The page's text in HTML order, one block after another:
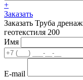
+
Заказать
Заказать Труба
геотекстиля 200
Имя
E-mail